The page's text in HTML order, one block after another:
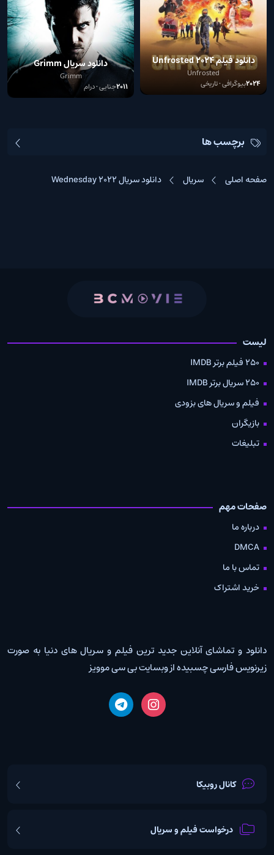
دانلود فیلم Unfrosted 2024
Unfrosted
2024بیوگرافی • تاریخی
دانلود سریال Grimm
Grimm
2011جنایی • درام
برچسب ها
صفحه اصلی سریال دانلود سریال Wednesday 2022
لیست
250 فیلم برتر IMDB
250 سریال برتر IMDB
فیلم و سریال های بزودی
بازیگران
تبلیغات
صفحات مهم
درباره ما
DMCA
تماس با ما
خرید اشتراک
دانلود و تماشای آنلاین جدید ترین فیلم و سریال های دنیا به صورت
زیرنویس فارسی چسبیده از وبسایت بی سی موویز
کانال روبیکا
درخواست فیلم و سریال